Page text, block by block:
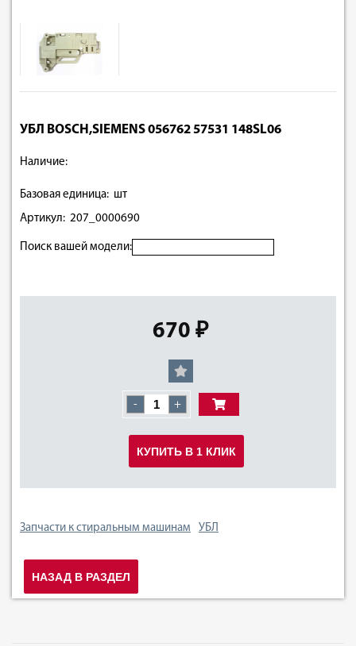
УБЛ BOSCH,SIEMENS 056762 57531 148SL06
Наличие:
Базовая единица: шт
Артикул: 207_0000690
Поиск вашей модели:
670 ₽
- +
КУПИТЬ В 1 КЛИК
Запчасти к стиральным машинам УБЛ
НАЗАД В РАЗДЕЛ